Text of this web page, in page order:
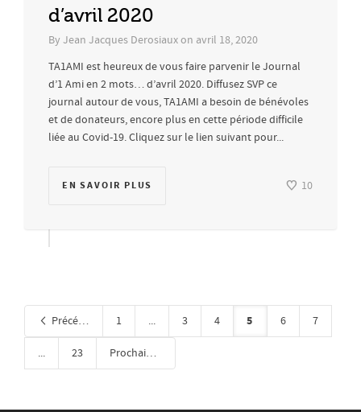
d’avril 2020
By Jean Jacques Derosiauxon avril 18, 2020
TA1AMI est heureux de vous faire parvenir le Journal
d’1 Ami en 2 mots… d’avril 2020. Diffusez SVP ce
journal autour de vous, TA1AMI a besoin de bénévoles
et de donateurs, encore plus en cette période difficile
liée au Covid-19. Cliquez sur le lien suivant pour...
EN SAVOIR PLUS 10
Précédent 1 ... 3 4 5 6 7
... 23 Prochain